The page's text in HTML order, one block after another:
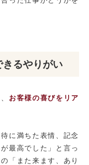
るやりがい
お客様の喜びをリア
に満ちた表情、記念
最高でした」と言っ
「また来ます、あり